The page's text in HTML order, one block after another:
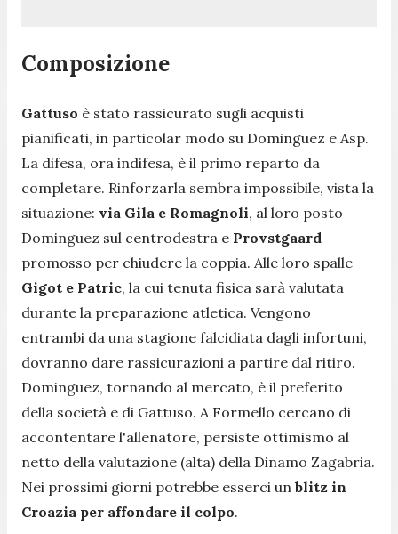
Composizione
Gattuso è stato rassicurato sugli acquisti
pianificati, in particolar modo su Dominguez e Asp.
La difesa, ora indifesa, è il primo reparto da
completare. Rinforzarla sembra impossibile, vista la
situazione: via Gila e Romagnoli, al loro posto
Dominguez sul centrodestra e Provstgaard
promosso per chiudere la coppia. Alle loro spalle
Gigot e Patric, la cui tenuta fisica sarà valutata
durante la preparazione atletica. Vengono
entrambi da una stagione falcidiata dagli infortuni,
dovranno dare rassicurazioni a partire dal ritiro.
Dominguez, tornando al mercato, è il preferito
della società e di Gattuso. A Formello cercano di
accontentare l'allenatore, persiste ottimismo al
netto della valutazione (alta) della Dinamo Zagabria.
Nei prossimi giorni potrebbe esserci un blitz in
Croazia per affondare il colpo.